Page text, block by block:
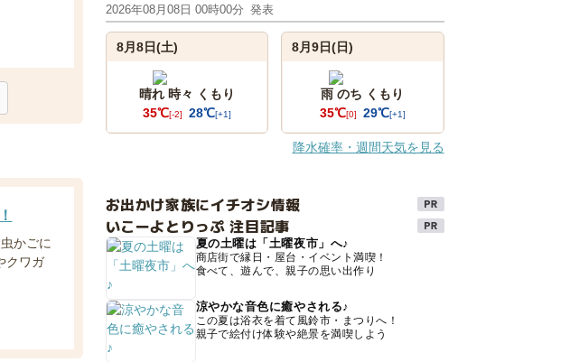
かごに
クワガ
2026年08月08日 00時00分 発表
8月8日(土)
晴れ 時々 くもり
35℃[-2] 28℃[+1]
8月9日(日)
雨 のち くもり
35℃[0] 29℃[+1]
降水確率・週間天気を見る
お出かけ家族にイチオシ情報
いこーよとりっぷ 注目記事
夏の土曜は「土曜夜市」へ♪
商店街で縁日・屋台・イベント満喫！
食べて、遊んで、親子の思い出作り
涼やかな音色に癒やされる♪
この夏は浴衣を着て風鈴市・まつりへ！
親子で絵付け体験や絶景を満喫しよう